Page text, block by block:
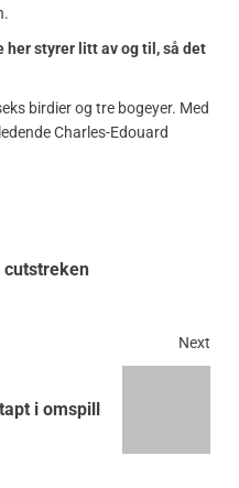
her styrer litt av og til, så det
birdier og tre bogeyer. Med
Charles-Edouard
cutstreken
Next
i omspill